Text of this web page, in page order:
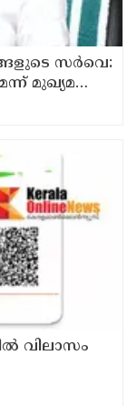
സർവെ:
വിലാസം